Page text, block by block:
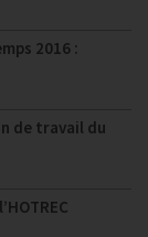
2016 :
de travail du